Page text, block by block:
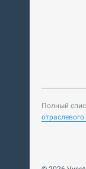
Полный